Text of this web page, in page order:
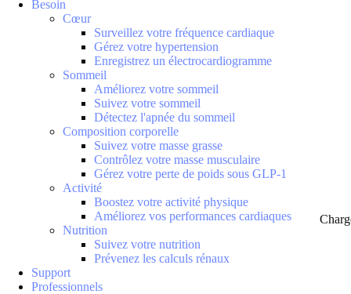
Besoin
Cœur
Surveillez votre fréquence cardiaque
Gérez votre hypertension
Enregistrez un électrocardiogramme
Sommeil
Améliorez votre sommeil
Suivez votre sommeil
Détectez l'apnée du sommeil
Composition corporelle
Suivez votre masse grasse
Contrôlez votre masse musculaire
Gérez votre perte de poids sous GLP-1
Activité
Boostez votre activité physique
Améliorez vos performances cardiaques
Nutrition
Suivez votre nutrition
Prévenez les calculs rénaux
Support
Professionnels